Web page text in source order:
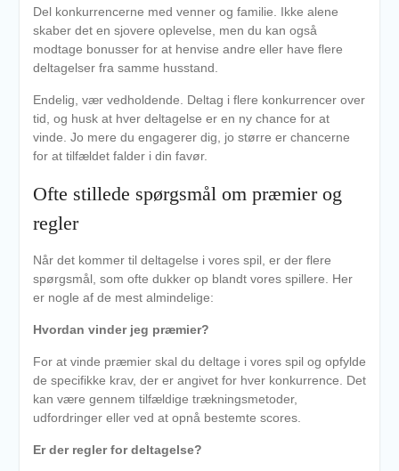
Del konkurrencerne med venner og familie. Ikke alene
skaber det en sjovere oplevelse, men du kan også
modtage bonusser for at henvise andre eller have flere
deltagelser fra samme husstand.
Endelig, vær vedholdende. Deltag i flere konkurrencer over
tid, og husk at hver deltagelse er en ny chance for at
vinde. Jo mere du engagerer dig, jo større er chancerne
for at tilfældet falder i din favør.
Ofte stillede spørgsmål om præmier og
regler
Når det kommer til deltagelse i vores spil, er der flere
spørgsmål, som ofte dukker op blandt vores spillere. Her
er nogle af de mest almindelige:
Hvordan vinder jeg præmier?
For at vinde præmier skal du deltage i vores spil og opfylde
de specifikke krav, der er angivet for hver konkurrence. Det
kan være gennem tilfældige trækningsmetoder,
udfordringer eller ved at opnå bestemte scores.
Er der regler for deltagelse?